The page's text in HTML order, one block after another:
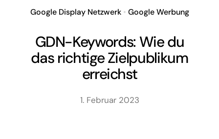
Referenzen
Agentur
Google Display Netzwerk• Google Werbung
GDN-Keywords: Wie du
das richtige Zielpublikum
erreichst
1. Februar 2023